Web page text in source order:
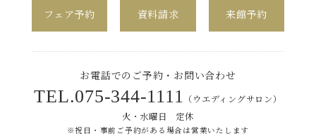
フェア予約 資料請求 来館予約
お電話でのご予約・お問い合わせ
TEL.075-344-1111
（ウエディングサロン）
火・水曜日 定休
※祝日・事前ご予約がある場合は営業いたします